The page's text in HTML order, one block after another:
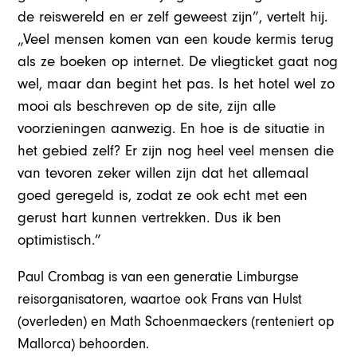
de reiswereld en er zelf geweest zijn”, vertelt hij.
„Veel mensen komen van een koude kermis terug
als ze boeken op internet. De vliegticket gaat nog
wel, maar dan begint het pas. Is het hotel wel zo
mooi als beschreven op de site, zijn alle
voorzieningen aanwezig. En hoe is de situatie in
het gebied zelf? Er zijn nog heel veel mensen die
van tevoren zeker willen zijn dat het allemaal
goed geregeld is, zodat ze ook echt met een
gerust hart kunnen vertrekken. Dus ik ben
optimistisch.”
Paul Crombag is van een generatie Limburgse
reisorganisatoren, waartoe ook Frans van Hulst
(overleden) en Math Schoenmaeckers (renteniert op
Mallorca) behoorden.